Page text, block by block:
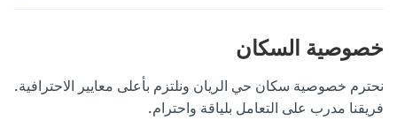
خصوصية السكان
نحترم خصوصية سكان حي الريان ونلتزم بأعلى معايير الاحترافية.
فريقنا مدرب على التعامل بلياقة واحترام.